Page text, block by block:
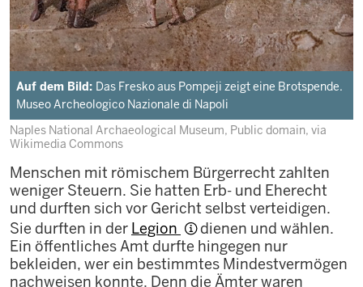
Auf dem Bild: Das Fresko aus Pompeji zeigt eine Brotspende.
Museo Archeologico Nazionale di Napoli
Naples National Archaeological Museum, Public domain, via
Wikimedia Commons
Menschen mit römischem Bürgerrecht zahlten
weniger Steuern. Sie hatten Erb- und Eherecht
und durften sich vor Gericht selbst verteidigen.
Sie durften in der Legion
dienen und wählen.
Ein öffentliches Amt durfte hingegen nur
bekleiden, wer ein bestimmtes Mindestvermögen
nachweisen konnte. Denn die Ämter waren